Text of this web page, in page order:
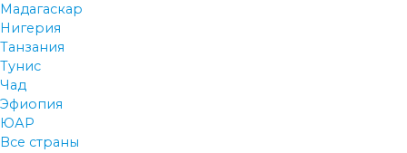
Мадагаскар
Нигерия
Танзания
Тунис
Чад
Эфиопия
ЮАР
Все страны